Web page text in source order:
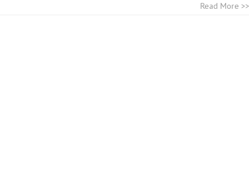
Read More >>